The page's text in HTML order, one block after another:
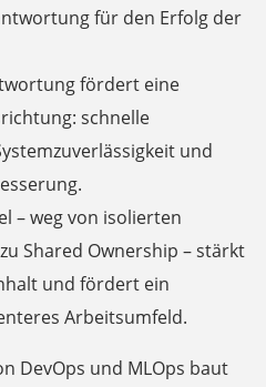
für den Erfolg der
fördert eine
schnelle
und
– weg von isolierten
Shared Ownership – stärkt
und fördert ein
Arbeitsumfeld.
DevOps und MLOps baut